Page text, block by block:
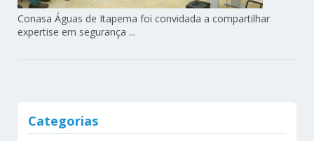
Conasa Águas de Itapema foi convidada a compartilhar
expertise em segurança ...
Categorias